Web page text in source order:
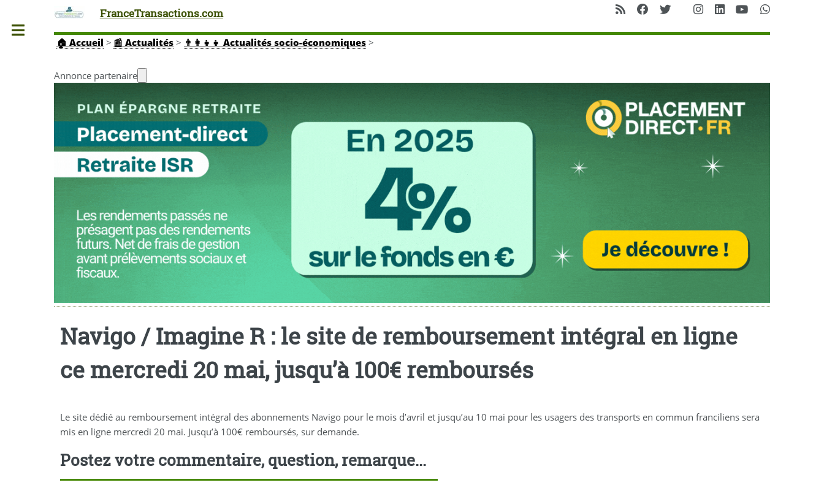
FranceTransactions.com
🏠 Accueil > 📰 Actualités > 👨‍👩‍👧‍👧 Actualités socio-économiques>
Annonce partenaire
Navigo / Imagine R : le site de remboursement intégral en ligne
ce mercredi 20 mai, jusqu’à 100€ remboursés
Le site dédié au remboursement intégral des abonnements Navigo pour le mois d’avril et jusqu’au 10 mai pour les usagers des transports en commun franciliens sera
mis en ligne mercredi 20 mai. Jusqu’à 100€ remboursés, sur demande.
Postez votre commentaire, question, remarque...
Toggle